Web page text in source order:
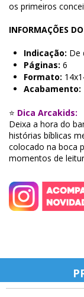
os primeiros
INFORMAÇÕES
Indicação: De
Páginas: 6
Formato:
Acabamento:
⭐ Dica Arcakids:
Deixa a hora do
histórias bíblicas
colocado na boca
momentos de